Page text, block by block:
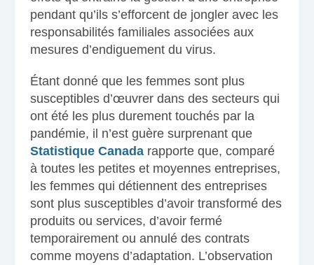
pendant qu’ils s’efforcent de jongler avec les
responsabilités familiales associées aux
mesures d’endiguement du virus.
Étant donné que les femmes sont plus
susceptibles d’œuvrer dans des secteurs qui
ont été les plus durement touchés par la
pandémie, il n’est guère surprenant que
Statistique Canadarapporte que, comparé
à toutes les petites et moyennes entreprises,
les femmes qui détiennent des entreprises
sont plus susceptibles d’avoir transformé des
produits ou services, d’avoir fermé
temporairement ou annulé des contrats
comme moyens d’adaptation. L’observation